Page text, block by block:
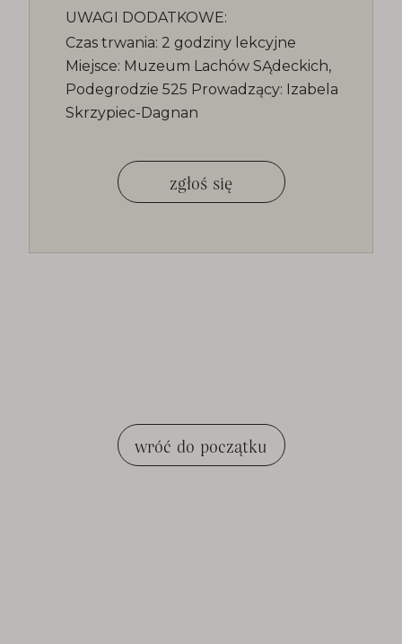
UWAGI DODATKOWE:
Czas trwania: 2 godziny lekcyjne
Miejsce: Muzeum Lachów SĄdeckich,
Podegrodzie 525 Prowadzący: Izabela
Skrzypiec-Dagnan
zgłoś się
wróć do początku